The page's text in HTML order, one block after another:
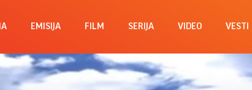
EMISIJA FILM SERIJA VIDEO VESTI